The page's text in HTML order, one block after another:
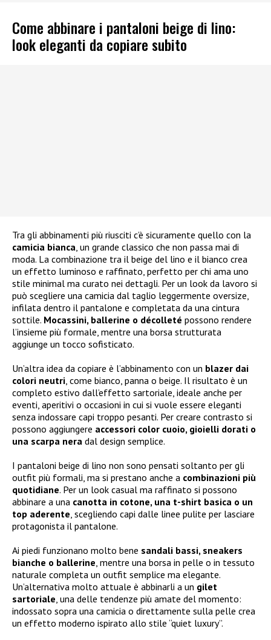
Come abbinare i pantaloni beige di lino:
look eleganti da copiare subito
Tra gli abbinamenti più riusciti c’è sicuramente quello con la
camicia bianca , un grande classico che non passa mai di
moda. La combinazione tra il beige del lino e il bianco crea
un effetto luminoso e raffinato, perfetto per chi ama uno
stile minimal ma curato nei dettagli. Per un look da lavoro si
può scegliere una camicia dal taglio leggermente oversize,
infilata dentro il pantalone e completata da una cintura
sottile. Mocassini, ballerine o décolleté possono rendere
l’insieme più formale, mentre una borsa strutturata
aggiunge un tocco sofisticato.
Un’altra idea da copiare è l’abbinamento con un blazer dai
colori neutri , come bianco, panna o beige. Il risultato è un
completo estivo dall’effetto sartoriale, ideale anche per
eventi, aperitivi o occasioni in cui si vuole essere eleganti
senza indossare capi troppo pesanti. Per creare contrasto si
possono aggiungere accessori color cuoio, gioielli dorati o
una scarpa nera dal design semplice.
I pantaloni beige di lino non sono pensati soltanto per gli
outfit più formali, ma si prestano anche a combinazioni più
quotidiane. Per un look casual ma raffinato si possono
abbinare a una canotta in cotone, una t-shirt basica o un
top aderente , scegliendo capi dalle linee pulite per lasciare
protagonista il pantalone.
Ai piedi funzionano molto bene sandali bassi, sneakers
bianche o ballerine , mentre una borsa in pelle o in tessuto
naturale completa un outfit semplice ma elegante.
Un’alternativa molto attuale è abbinarli a un gilet
sartoriale , una delle tendenze più amate del momento:
indossato sopra una camicia o direttamente sulla pelle crea
un effetto moderno ispirato allo stile “quiet luxury”.